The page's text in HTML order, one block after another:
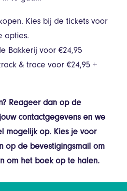
Kies bij de tickets voor
opties.
Bakkerij voor €24,95
& trace voor €24,95 +
Reageer dan op de
contactgegevens en we
mogelijk op. Kies je voor
op de bevestigingsmail om
om het boek op te halen.